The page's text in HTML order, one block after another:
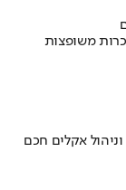
משופצות
אקלים חכם